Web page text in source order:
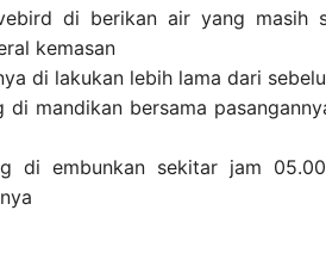
di berikan air yang masih
kemasan
di lakukan lebih lama dari
di mandikan bersama
di embunkan sekitar jam